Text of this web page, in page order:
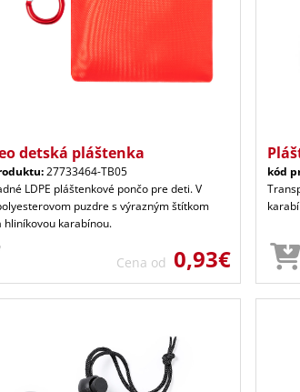
detská pláštenka
27733464-TB05
LDPE pláštenkové pončo pre deti. V
puzdre s výrazným štítkom
hliníkovou karabínou.
Cena od 0,93€
kód